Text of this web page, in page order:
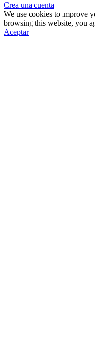
Crea una cuenta
We use cookies to improve
browsing this website, you
Aceptar